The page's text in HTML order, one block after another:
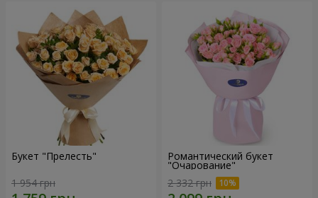
Букет "Прелесть"
1 954 грн
Романтический букет
"Очарование"
2 332 грн